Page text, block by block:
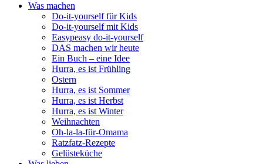
Was machen
Do-it-yourself für Kids
Do-it-yourself mit Kids
Easypeasy do-it-yourself
DAS machen wir heute
Ein Buch – eine Idee
Hurra, es ist Frühling
Ostern
Hurra, es ist Sommer
Hurra, es ist Herbst
Hurra, es ist Winter
Weihnachten
Oh-la-la-für-Omama
Ratzfatz-Rezepte
Gelüsteküche